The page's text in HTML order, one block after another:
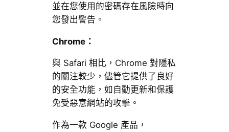
並在您使用的密碼存在風險時向
您發出警告。
Chrome：
與 Safari 相比，Chrome 對隱私
的關注較少，儘管它提供了良好
的安全功能，如自動更新和保護
免受惡意網站的攻擊。
作為一款 Google 產品，